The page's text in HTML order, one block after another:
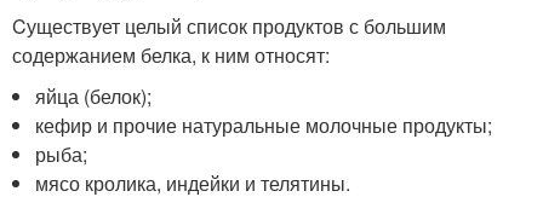
Cуществует целый список продуктов с большим
содержанием белка, к ним относят:
яйца (белок);
кефир и прочие натуральные молочные продукты;
рыба;
мясо кролика, индейки и телятины.